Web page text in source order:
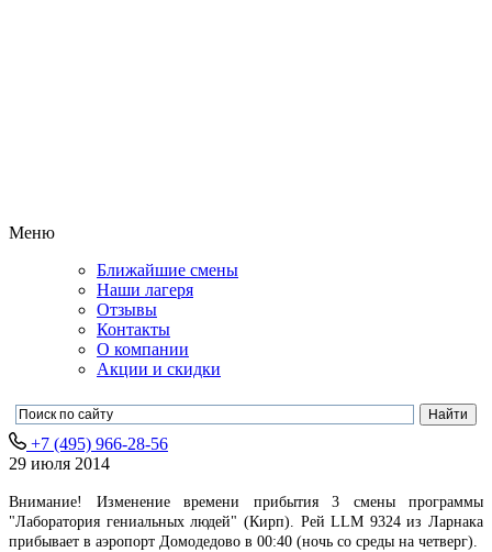
Меню
Ближайшие смены
Наши лагеря
Отзывы
Контакты
О компании
Акции и скидки
+7 (495) 966-28-56
29 июля 2014
Внимание! Изменение времени прибытия 3 смены программы
"Лаборатория гениальных людей" (Кирп). Рей LLM 9324 из Ларнака
прибывает в аэропорт Домодедово в 00:40 (ночь со среды на четверг).